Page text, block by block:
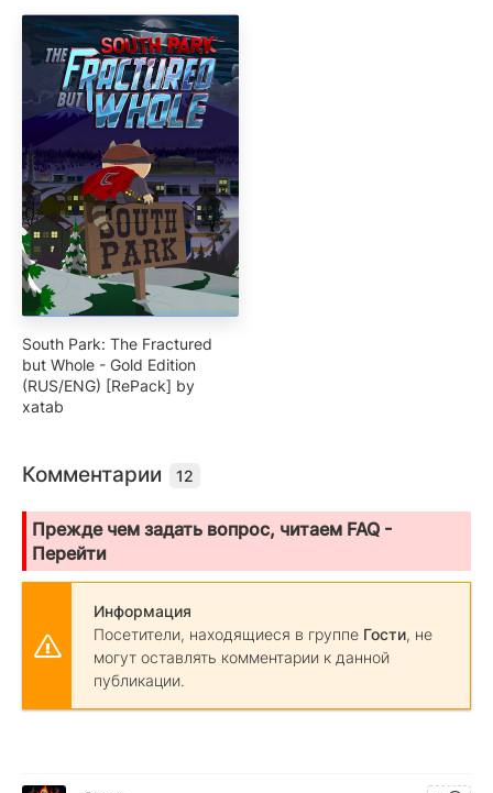
South Park: The Fractured
but Whole - Gold Edition
(RUS/ENG) [RePack] by
xatab
Комментарии 12
Прежде чем задать вопрос, читаем FAQ -
Перейти
Информация
Посетители, находящиеся в группе Гости, не
могут оставлять комментарии к данной
публикации.